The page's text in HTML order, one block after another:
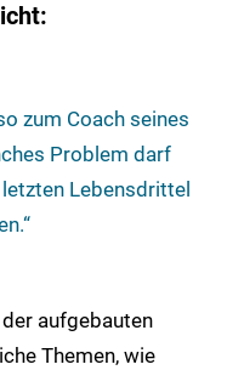
zum Coach seines
Problem darf
Lebensdrittel
aufgebauten
Themen, wie